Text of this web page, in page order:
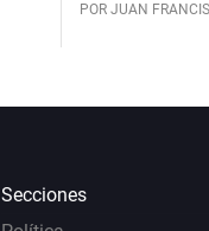
POR JUAN
Secciones